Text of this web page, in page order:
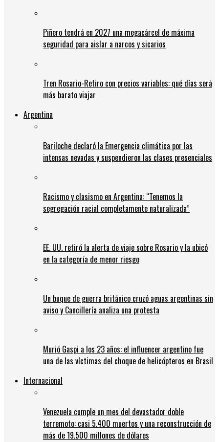
Piñero tendrá en 2027 una megacárcel de máxima
seguridad para aislar a narcos y sicarios
Tren Rosario-Retiro con precios variables: qué días será
más barato viajar
Argentina
Bariloche declaró la Emergencia climática por las
intensas nevadas y suspendieron las clases presenciales
Racismo y clasismo en Argentina: “Tenemos la
segregación racial completamente naturalizada”
EE. UU. retiró la alerta de viaje sobre Rosario y la ubicó
en la categoría de menor riesgo
Un buque de guerra británico cruzó aguas argentinas sin
aviso y Cancillería analiza una protesta
Murió Gaspi a los 23 años: el influencer argentino fue
una de las víctimas del choque de helicópteros en Brasil
Internacional
Venezuela cumple un mes del devastador doble
terremoto: casi 5.400 muertos y una reconstrucción de
más de 19.500 millones de dólares